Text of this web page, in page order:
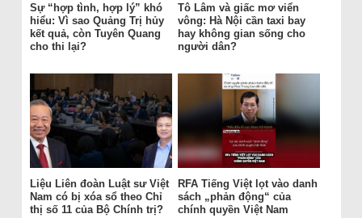
Sự “hợp tình, hợp lý” khó
hiểu: Vì sao Quảng Trị hủy
kết quả, còn Tuyên Quang
cho thi lại?
Tô Lâm và giấc mơ viển
vông: Hà Nội cần taxi bay
hay không gian sống cho
người dân?
Liệu Liên đoàn Luật sư Việt
Nam có bị xóa sổ theo Chỉ
thị số 11 của Bộ Chính trị?
RFA Tiếng Việt lọt vào danh
sách „phản động“ của
chính quyền Việt Nam